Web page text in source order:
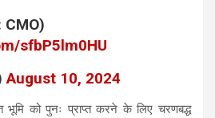
sfbP5lm0HU
August 10, 2024
भूमि को पुनः प्राप्त करने के लिए चरणबद्ध